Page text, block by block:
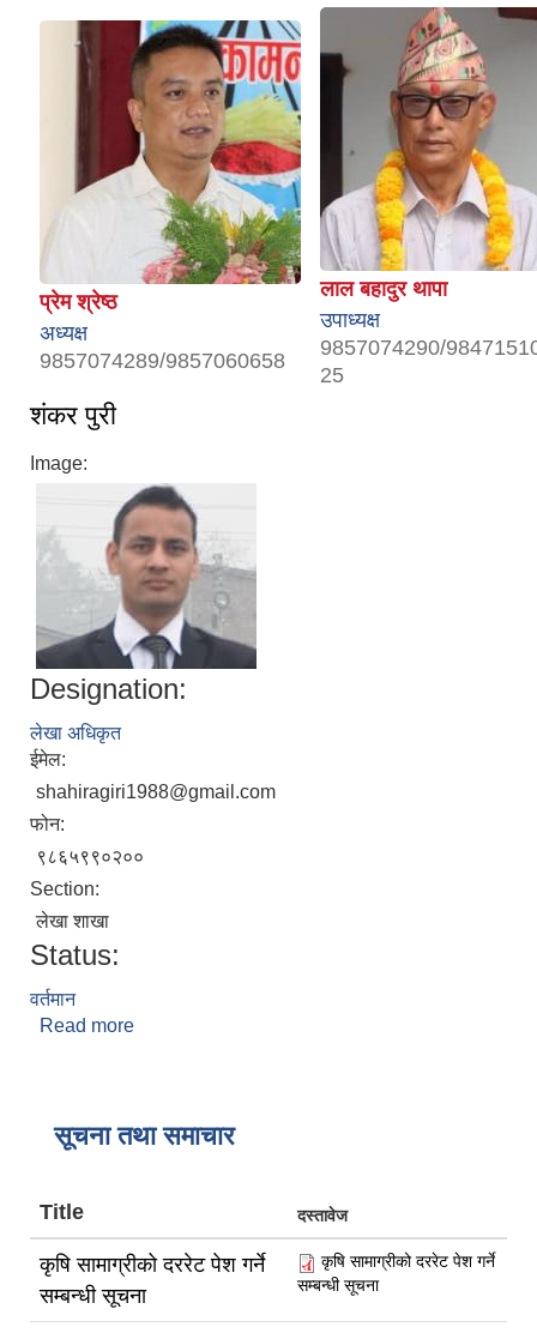
प्रेम श्रेष्ठ
अध्यक्ष
9857074289/9857060658
लाल बहादुर थापा
उपाध्यक्ष
9857074290/
25
शंकर पुरी
Image:
Designation:
लेखा अधिकृत
ईमेल:
shahiragiri1988@gmail.com
फोन:
९८६५९९०२००
Section:
लेखा शाखा
Status:
वर्तमान
Read more
सूचना तथा समाचार
Title दस्तावेज
कृषि सामाग्रीको दररेट पेश गर्ने
सम्बन्धी सूचना
कृषि सामाग्रीको दररेट पेश गर्ने
सम्बन्धी सूचना